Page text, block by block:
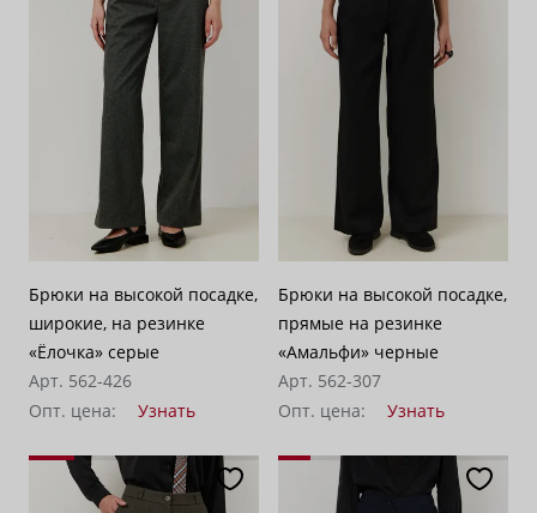
Брюки на высокой посадке,
широкие, на резинке
«Ёлочка» серые
Арт. 562-426
Опт. цена:
Узнать
Брюки на высокой посадке,
прямые на резинке
«Амальфи» черные
Арт. 562-307
Опт. цена:
Узнать